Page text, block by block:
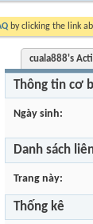
by clicking the link
cuala888's
Thông tin cơ
Ngày sinh
Danh sách
Trang này
Thống kê